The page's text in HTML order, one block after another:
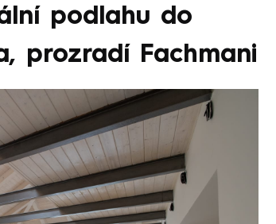
podlahu do
prozradí Fachmani